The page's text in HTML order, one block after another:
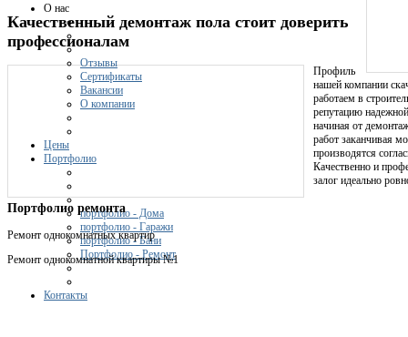
О нас
Отзывы
Сертификаты
Вакансии
О компании
Цены
Портфолио
портфолио - Дома
портфолио - Гаражи
портфолио - Бани
Портфолио - Ремонт
Контакты
Качественный демонтаж пола стоит доверить
профессионалам
Профиль
нашей компании
работаем в
репутацию
начиная от
работ заканчивая
производятся
Качественно и
залог идеально
Портфолио ремонта
Ремонт однокомнатных квартир
Ремонт однокомнатной квартиры №1